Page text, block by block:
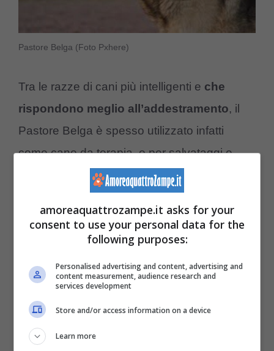
Pastore Belga (Foto Pxhere)
Tra le razze di cani più intelligenti e che
rispondono meglio all’addestramento, il
Pastore Belga è spesso utilizzato infatti
come cane da terapia, o per salvataggi e
rilevamento di esplosivi.
Però, è un animale che può esserenervoso,
pieno di energie e con un carattere molto
addestramento, può renderlo aggressivo.
Pechinese
amoreaquattrozampe.it asks for your
consent to use your personal data for the
following purposes:
Personalised advertising and content, advertising and
content measurement, audience research and
services development
Store and/or access information on a device
Learn more